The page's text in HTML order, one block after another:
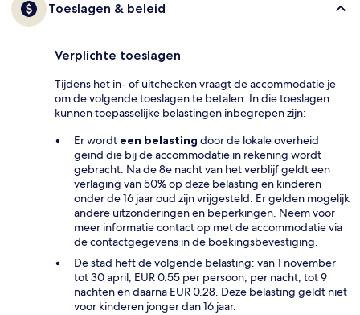
Toeslagen & beleid
Verplichte toeslagen
Tijdens het in- of uitchecken vraagt de accommodatie je
om de volgende toeslagen te betalen. In die toeslagen
kunnen toepasselijke belastingen inbegrepen zijn:
Er wordt een belasting door de lokale overheid
geïnd die bij de accommodatie in rekening wordt
gebracht. Na de 8e nacht van het verblijf geldt een
verlaging van 50% op deze belasting en kinderen
onder de 16 jaar oud zijn vrijgesteld. Er gelden mogelijk
andere uitzonderingen en beperkingen. Neem voor
meer informatie contact op met de accommodatie via
de contactgegevens in de boekingsbevestiging.
De stad heft de volgende belasting: van 1 november
tot 30 april, EUR 0.55 per persoon, per nacht, tot 9
nachten en daarna EUR 0.28. Deze belasting geldt niet
voor kinderen jonger dan 16 jaar.